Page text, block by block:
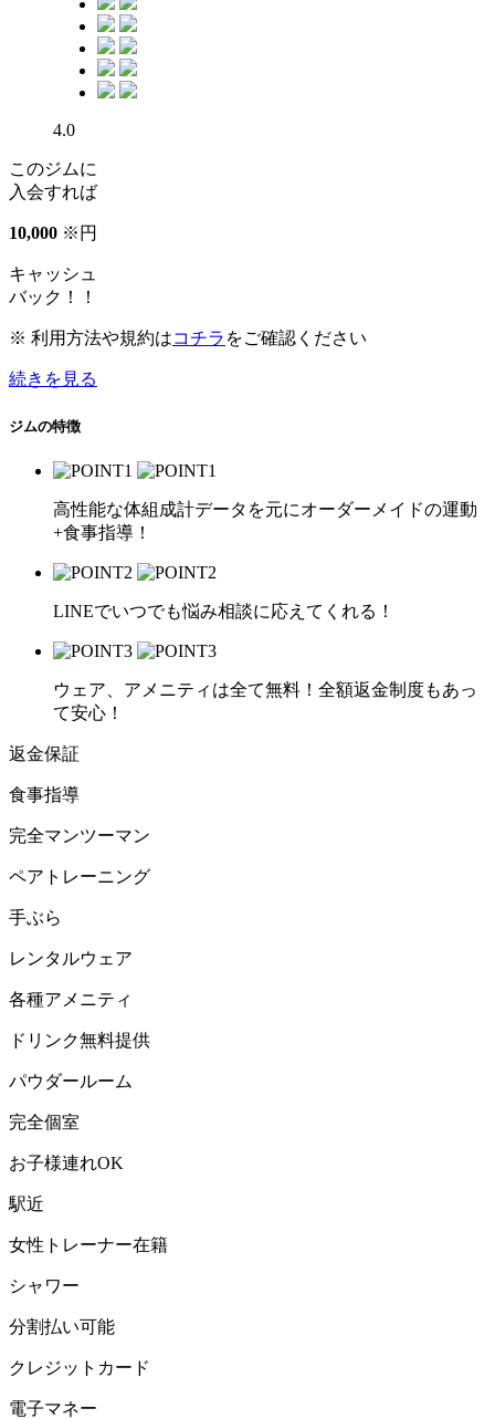
4.0
このジムに
入会すれば
10,000 ※ 円
キャッシュ
バック！！
※ 利用方法や規約はコチラ をご確認ください
続きを見る
ジムの特徴
高性能な体組成計データを元にオーダーメイドの運動
+食事指導！
LINEでいつでも悩み相談に応えてくれる！
ウェア、アメニティは全て無料！全額返金制度もあっ
て安心！
返金保証
食事指導
完全マンツーマン
ペアトレーニング
手ぶら
レンタルウェア
各種アメニティ
ドリンク無料提供
パウダールーム
完全個室
お子様連れOK
駅近
女性トレーナー在籍
シャワー
分割払い可能
クレジットカード
電子マネー